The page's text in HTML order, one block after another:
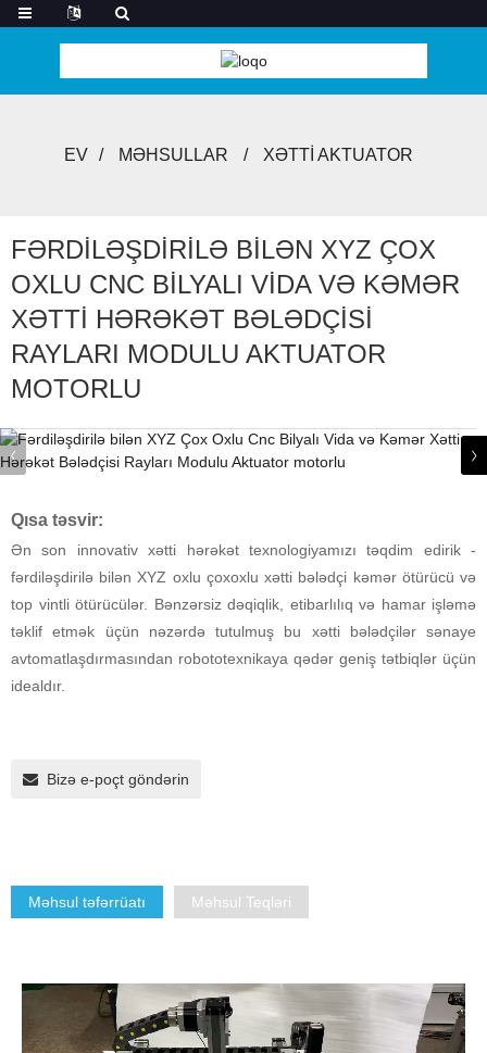
EV MƏHSULLAR XƏTTI AKTUATOR
FƏRDILƏŞDIRILƏ BILƏN XYZ ÇOX
OXLU CNC BILYALI VIDA VƏ KƏMƏR
XƏTTI HƏRƏKƏT BƏLƏDÇISI
RAYLARI MODULU AKTUATOR
MOTORLU
Qısa təsvir:
Ən son innovativ xətti hərəkət texnologiyamızı təqdim edirik -
fərdiləşdirilə bilən XYZ oxlu çoxoxlu xətti bələdçi kəmər ötürücü və
top vintli ötürücülər. Bənzərsiz dəqiqlik, etibarlılıq və hamar işləmə
təklif etmək üçün nəzərdə tutulmuş bu xətti bələdçilər sənaye
avtomatlaşdırmasından robototexnikaya qədər geniş tətbiqlər üçün
idealdır.
Bizə e-poçt göndərin
Məhsul təfərrüatı Məhsul Teqləri